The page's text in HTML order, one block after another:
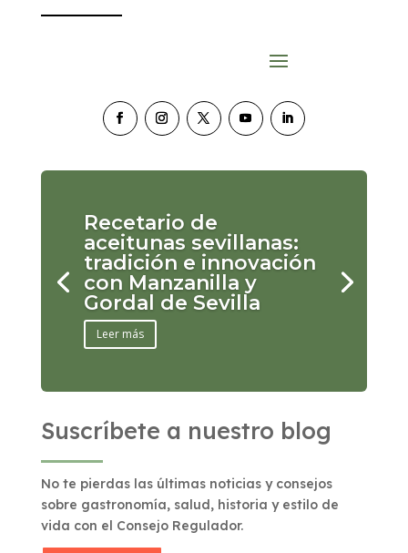
Recetario de
aceitunas sevillanas:
tradición e innovación
con Manzanilla y
Gordal de Sevilla
Leer más
Suscríbete a nuestro blog
No te pierdas las últimas noticias y consejos
sobre gastronomía, salud, historia y estilo de
vida con el Consejo Regulador.